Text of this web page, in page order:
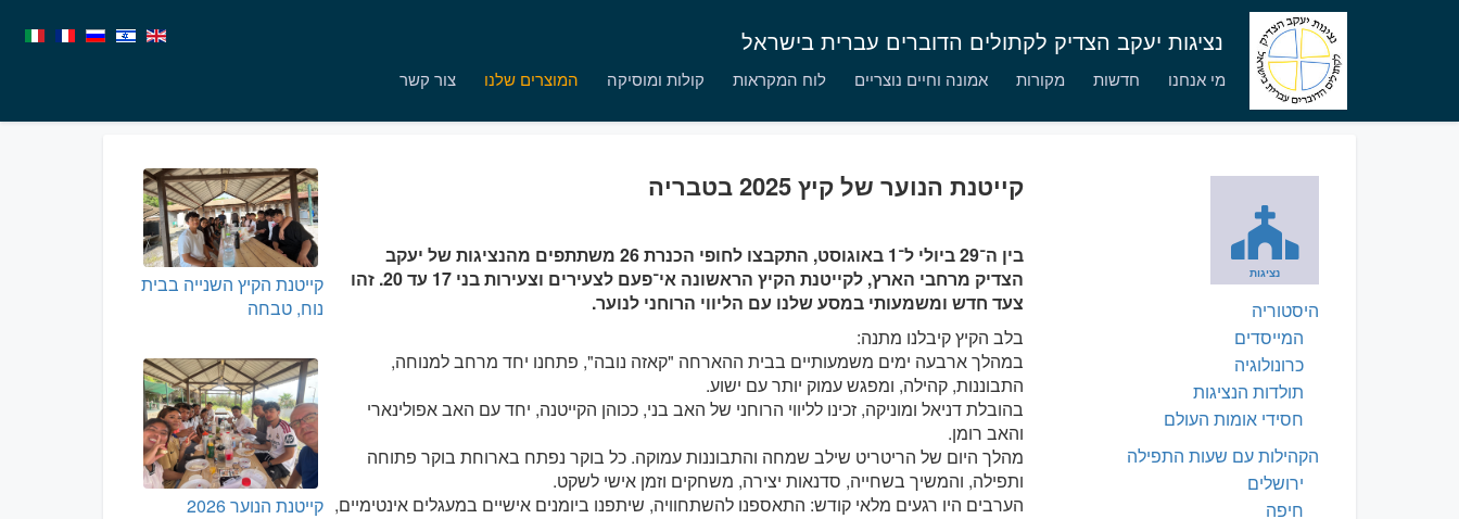
נציגות יעקב הצדיק לקתולים הדוברים עברית בישראל
מי אנחנו חדשות מקורות אמונה וחיים נוצריים לוח המקראות קולות ומוסיקה המוצרים שלנו צור קשר
נציגות
היסטוריה
המייסדים
כרונולוגיה
תולדות הנציגות
חסידי אומות העולם
הקהילות עם שעות התפילה
ירושלים
חיפה
קייטנת הנוער של קיץ 2025 בטבריה
בין ה־29 ביולי ל־1 באוגוסט, התקבצו לחופי הכנרת 26 משתתפים מהנציגות של יעקב
הצדיק מרחבי הארץ, לקייטנת הקיץ הראשונה אי־פעם לצעירים וצעירות בני 17 עד 20. זהו
צעד חדש ומשמעותי במסע שלנו עם הליווי הרוחני לנוער.
בלב הקיץ קיבלנו מתנה:
במהלך ארבעה ימים משמעותיים בבית ההארחה "קאזה נובה", פתחנו יחד מרחב למנוחה,
התבוננות, קהילה, ומפגש עמוק יותר עם ישוע.
בהובלת דניאל ומוניקה, זכינו לליווי הרוחני של האב בני, ככוהן הקייטנה, יחד עם האב אפולינארי
והאב רומן.
מהלך היום של הריטריט שילב שמחה והתבוננות עמוקה. כל בוקר נפתח בארוחת בוקר פתוחה
ותפילה, והמשיך בשחייה, סדנאות יצירה, משחקים וזמן אישי לשקט.
הערבים היו רגעים מלאי קודש: התאספנו להשתחוויה, שיתפנו ביומנים אישיים במעגלים אינטימיים,
קייטנת הקיץ השנייה בבית
נוח, טבחה
קייטנת הנוער 2026